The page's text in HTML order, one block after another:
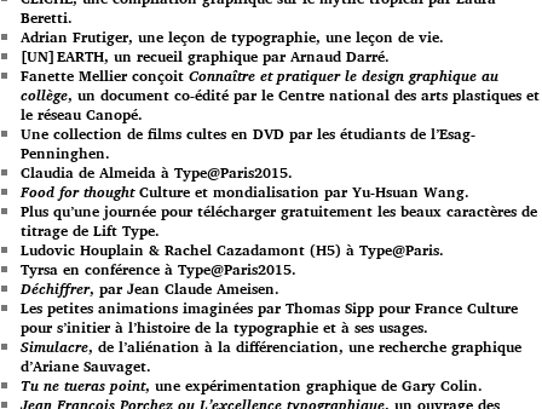
Beretti.
Adrian Frutiger, une leçon de typographie, une leçon de vie.
[UN]EARTH, un recueil graphique par Arnaud Darré.
Fanette Mellier conçoit Connaître et pratiquer le design graphique au
collège, un document co-édité par le Centre national des arts plastiques et
le réseau Canopé.
Une collection de films cultes en DVD par les étudiants de l’Esag-
Penninghen.
Claudia de Almeida à Type@Paris2015.
Food for thoughtCulture et mondialisation par Yu-Hsuan Wang.
Plus qu’une journée pour télécharger gratuitement les beaux caractères de
titrage de Lift Type.
Ludovic Houplain & Rachel Cazadamont (H5) à Type@Paris.
Tyrsa en conférence à Type@Paris2015.
Déchiffrer, par Jean Claude Ameisen.
Les petites animations imaginées par Thomas Sipp pour France Culture
pour s’initier à l’histoire de la typographie et à ses usages.
Simulacre, de l’aliénation à la différenciation, une recherche graphique
d’Ariane Sauvaget.
Tu ne tueras point, une expérimentation graphique de Gary Colin.